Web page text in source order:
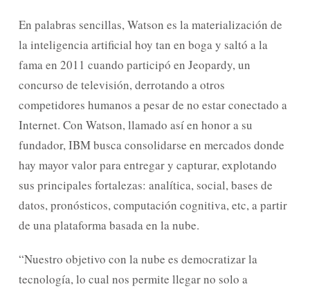
En palabras sencillas, Watson es la materialización de
la inteligencia artificial hoy tan en boga y saltó a la
fama en 2011 cuando participó en Jeopardy, un
concurso de televisión, derrotando a otros
competidores humanos a pesar de no estar conectado a
Internet. Con Watson, llamado así en honor a su
fundador, IBM busca consolidarse en mercados donde
hay mayor valor para entregar y capturar, explotando
sus principales fortalezas: analítica, social, bases de
datos, pronósticos, computación cognitiva, etc, a partir
de una plataforma basada en la nube.
“Nuestro objetivo con la nube es democratizar la
tecnología, lo cual nos permite llegar no solo a